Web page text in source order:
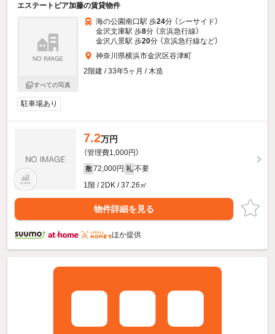
エステートピア加藤の賃貸物件
すべての写真
海の公園南口駅 歩24分 （シーサイド）
金沢文庫駅 歩8分 （京浜急行線）
金沢八景駅 歩20分 （京浜急行線など）
神奈川県横浜市金沢区谷津町
2階建 / 33年5ヶ月 / 木造
駐車場あり
7.2万円
（管理費1,000円）
敷 72,000円 礼 不要
1階 / 2DK / 37.26㎡
物件詳細を見る
ほか提供